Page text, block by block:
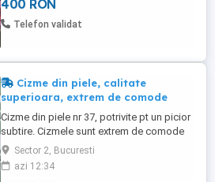
400 RON
Telefon validat
Cizme din piele, calitate
superioara, extrem de comode
Cizme din piele nr 37, potrivite pt un picior
subtire. Cizmele sunt extrem de comode
chiar daca tocul e foarte inalt. Le-am
purtat o singura data la un concert rock.
Sector 2, Bucuresti
azi 12:34